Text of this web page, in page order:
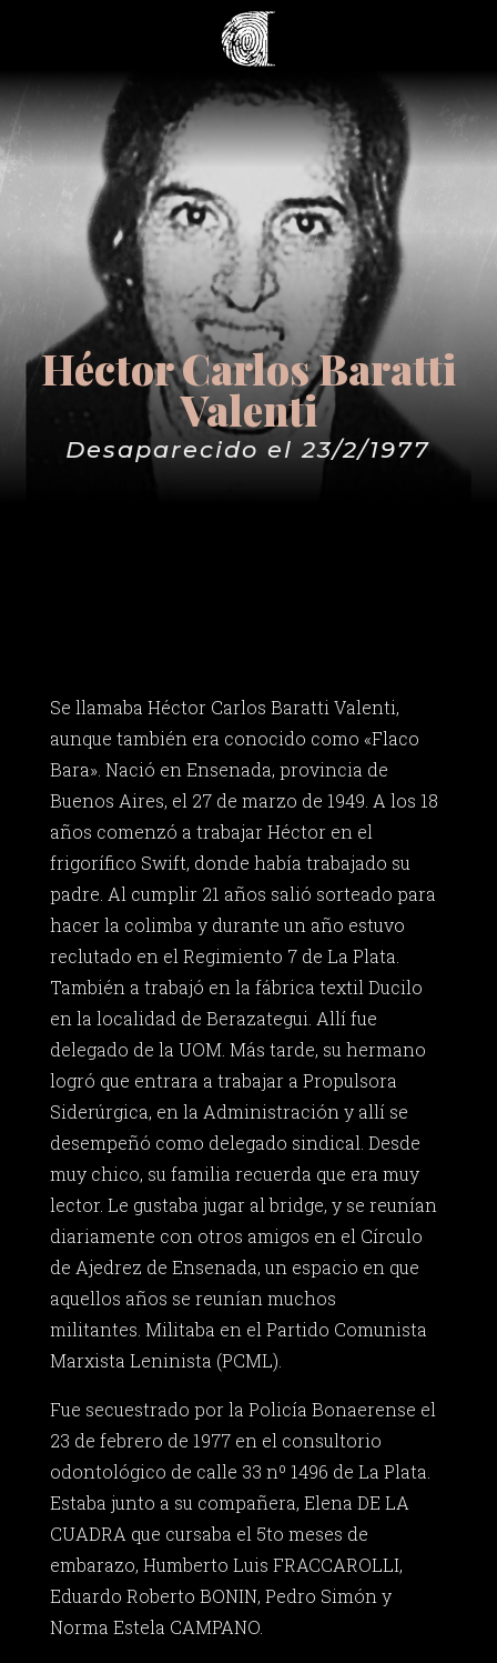
Héctor Carlos Baratti
Valenti
Desaparecido el 23/2/1977
Se llamaba Héctor Carlos Baratti Valenti,
aunque también era conocido como «Flaco
Bara». Nació en Ensenada, provincia de
Buenos Aires, el 27 de marzo de 1949. A los 18
años comenzó a trabajar Héctor en el
frigorífico Swift, donde había trabajado su
padre. Al cumplir 21 años salió sorteado para
hacer la colimba y durante un año estuvo
reclutado en el Regimiento 7 de La Plata.
También a trabajó en la fábrica textil Ducilo
en la localidad de Berazategui. Allí fue
delegado de la UOM. Más tarde, su hermano
logró que entrara a trabajar a Propulsora
Siderúrgica, en la Administración y allí se
desempeñó como delegado sindical. Desde
muy chico, su familia recuerda que era muy
lector. Le gustaba jugar al bridge, y se reunían
diariamente con otros amigos en el Círculo
de Ajedrez de Ensenada, un espacio en que
aquellos años se reunían muchos
militantes. Militaba en el Partido Comunista
Marxista Leninista (PCML).
Fue secuestrado por la Policía Bonaerense el
23 de febrero de 1977 en el consultorio
odontológico de calle 33 nº 1496 de La Plata.
Estaba junto a su compañera, Elena DE LA
CUADRA que cursaba el 5to meses de
embarazo, Humberto Luis FRACCAROLLI,
Eduardo Roberto BONIN, Pedro Simón y
Norma Estela CAMPANO.